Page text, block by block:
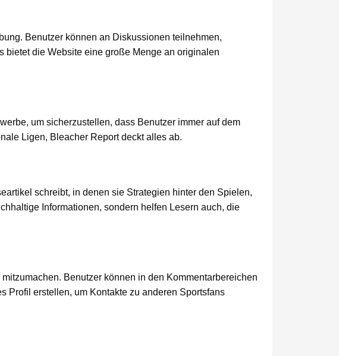
Benutzer können an Diskussionen teilnehmen,
bietet die Website eine große Menge an originalen
um sicherzustellen, dass Benutzer immer auf dem
Ligen, Bleacher Report deckt alles ab.
schreibt, in denen sie Strategien hinter den Spielen,
Informationen, sondern helfen Lesern auch, die
Benutzer können in den Kommentarbereichen
Profil erstellen, um Kontakte zu anderen Sportsfans